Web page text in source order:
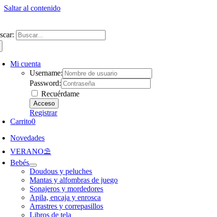
Saltar al contenido
Mi cuenta
Username:
Password:
Recuérdame
Registrar
Carrito0
Novedades
VERANO⛱️​
Bebés
Doudous y peluches
Mantas y alfombras de juego
Sonajeros y mordedores
Apila, encaja y enrosca
Arrastres y correpasillos
Libros de tela